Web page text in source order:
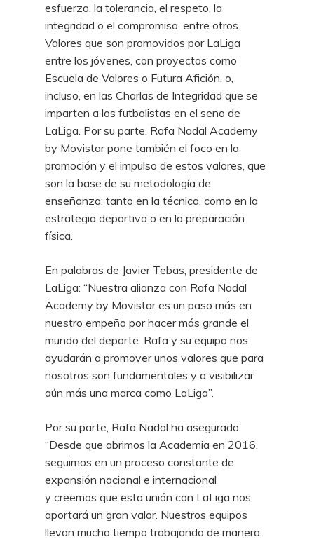
esfuerzo, la tolerancia, el respeto, la
integridad o el compromiso, entre otros.
Valores que son promovidos por LaLiga
entre los jóvenes, con proyectos como
Escuela de Valores o Futura Afición, o,
incluso, en las Charlas de Integridad que se
imparten a los futbolistas en el seno de
LaLiga. Por su parte, Rafa Nadal Academy
by Movistar pone también el foco en la
promoción y el impulso de estos valores, que
son la base de su metodología de
enseñanza: tanto en la técnica, como en la
estrategia deportiva o en la preparación
física.
En palabras de Javier Tebas, presidente de
LaLiga: “Nuestra alianza con Rafa Nadal
Academy by Movistar es un paso más en
nuestro empeño por hacer más grande el
mundo del deporte. Rafa y su equipo nos
ayudarán a promover unos valores que para
nosotros son fundamentales y a visibilizar
aún más una marca como LaLiga”.
Por su parte, Rafa Nadal ha asegurado:
“Desde que abrimos la Academia en 2016,
seguimos en un proceso constante de
expansión nacional e internacional
y creemos que esta unión con LaLiga nos
aportará un gran valor. Nuestros equipos
llevan mucho tiempo trabajando de manera